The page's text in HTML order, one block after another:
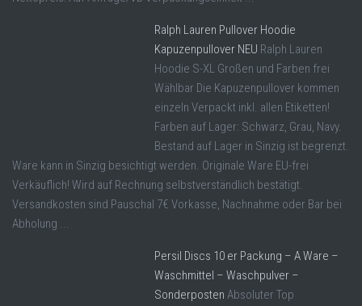
Ralph Lauren Pullover Hoodie
Kapuzenpullover NEU Ralph Lauren
Hoodie S-XL Großen und Farben frei
Wählbar Die Kapuzenpullover kommen
einzeln Verpackt inkl. allen Etiketten!
Farben auf Lager: Schwarz, Grau, Navy.
Bestand auf Lager in Sinzig ist begrenzt.
Ware kann in Sinzig besichtigt werden. Originale Ware EU-frei
Verkäuflich! Wird auf Rechnung selbstverständlich bestätigt.
Versandkosten sind Pauschal 7€ Vorkasse, Nachnahme oder Bar bei
Abholung ...
Persil Discs 10 er Packung – A Ware –
Waschmittel – Waschpulver –
Sonderposten Absoluter Top